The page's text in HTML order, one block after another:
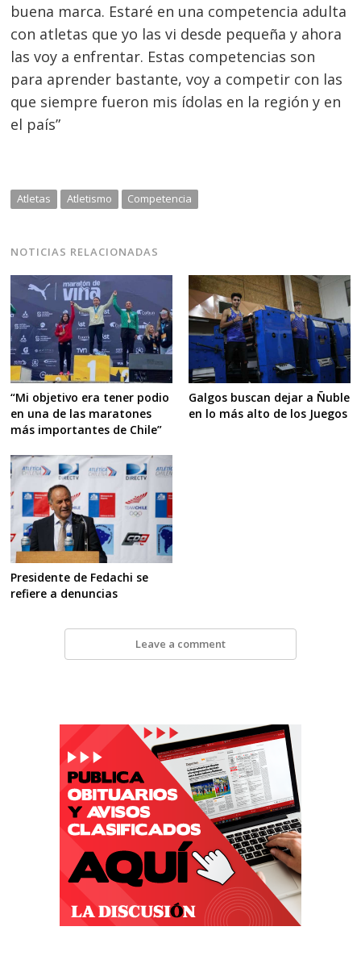
buena marca. Estaré en una competencia adulta
con atletas que yo las vi desde pequeña y ahora
las voy a enfrentar. Estas competencias son
para aprender bastante, voy a competir con las
que siempre fueron mis ídolas en la región y en
el país”
Atletas Atletismo Competencia
NOTICIAS RELACIONADAS
“Mi objetivo era tener podio
en una de las maratones
más importantes de Chile”
Galgos buscan dejar a Ñuble
en lo más alto de los Juegos
Presidente de Fedachi se
refiere a denuncias
Leave a comment